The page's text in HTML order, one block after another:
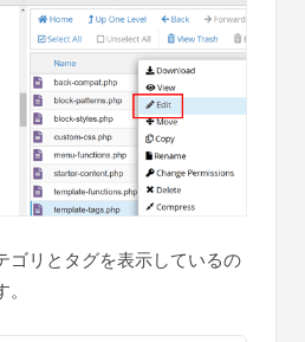
ゴリとタグを表示しているの